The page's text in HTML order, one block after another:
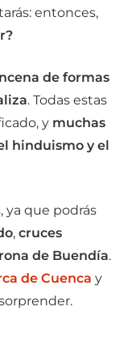
entonces,
de formas
. Todas estas
y muchas
hinduismo y el
ya que podrás
, cruces
de Buendía.
de Cuenca y